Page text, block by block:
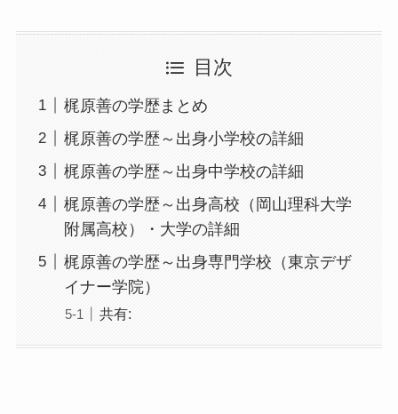
目次
梶原善の学歴まとめ
梶原善の学歴～出身小学校の詳細
梶原善の学歴～出身中学校の詳細
梶原善の学歴～出身高校（岡山理科大学
附属高校）・大学の詳細
梶原善の学歴～出身専門学校（東京デザ
イナー学院）
共有: